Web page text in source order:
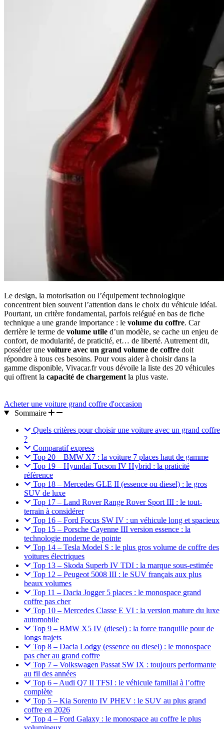
Le design, la motorisation ou l’équipement technologique
concentrent bien souvent l’attention dans le choix du véhicule idéal.
Pourtant, un critère fondamental, parfois relégué en bas de fiche
technique a une grande importance : le volume du coffre. Car
derrière le terme de volume utile d’un modèle, se cache un enjeu de
confort, de modularité, de praticité, et… de liberté. Autrement dit,
posséder une voiture avec un grand volume de coffre doit
répondre à tous ces besoins. Pour vous aider à choisir dans la
gamme disponible, Vivacar.fr vous dévoile la liste des 20 véhicules
qui offrent la capacité de chargement la plus vaste.
Acheter une voiture grand coffre d'occasion
Sommaire
Quels critères pour choisir une voiture avec un grand coffre
?
Comparatif express
Top 20 – BMW X7 : la voiture 7 places haut de gamme
Top 19 – Hyundai Tucson IV Hybrid : la praticité
référence
Top 18 – Mercedes GLE II (essence ou diesel) : le gros
SUV de luxe
Top 17 – Land Rover Range Rover Sport III : le tout-
terrain à considérer
Top 16 – Ford Focus SW IV : un véhicule long et spacieux
Top 15 – Porsche Cayenne III version essence : la
technologie moderne de pointe
Top 14 – Tesla Model S : le plus gros volume de coffre des
voitures électriques
Top 13 – Skoda Superb IV TDI : la marque sous-estimée
Top 12 – Peugeot 5008 III : le SUV français aux plus
beaux volumes
Top 11 – Dacia Jogger 5 places : le monospace grand
coffre pas cher
Top 10 – Mercedes Classe E VI : la version mature du luxe
automobile
Top 9 – BMW X5 IV (diesel) : la force tranquille pour de
longs trajets
Top 8 – Dacia Lodgy (essence ou diesel) : le monospace
pas cher au grand coffre
Top 7 – Volkswagen Passat SW IX : toujours performante
au fil des années
Top 6 – Audi Q7 II TFSI : le véhicule familial à l’offre
complète
Top 5 – Kia Sorento IV PHEV : le SUV au plus grand
coffre en 2026
Top 4 – Ford Galaxy : le monospace au coffre le plus